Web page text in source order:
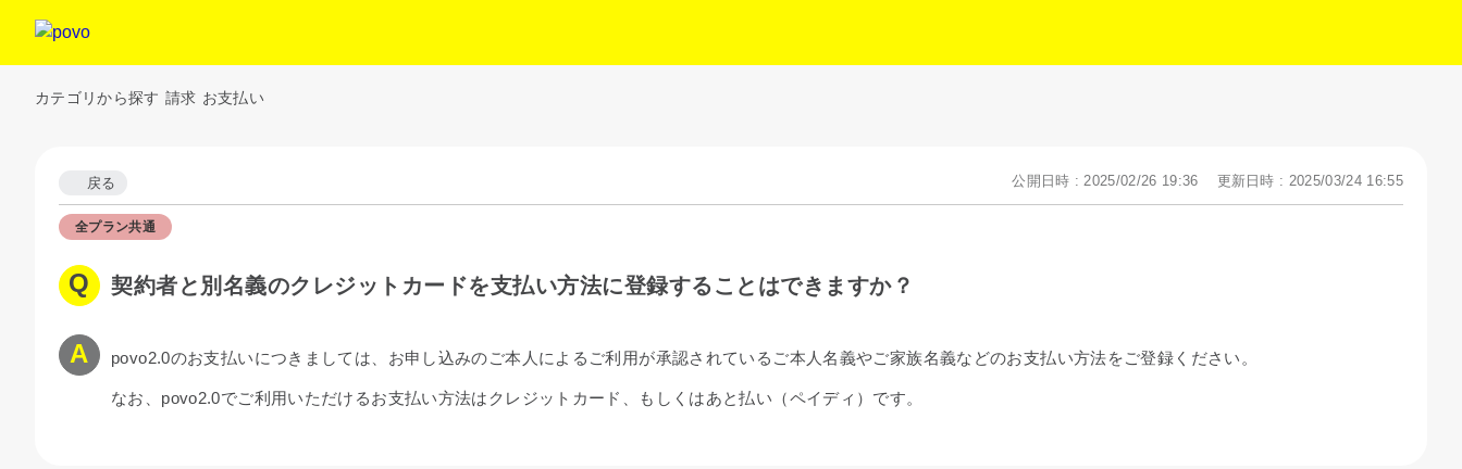
カテゴリから探す 請求 お支払い
戻る 公開日時 : 2025/02/26 19:36 更新日時 : 2025/03/24 16:55
全プラン共通
契約者と別名義のクレジットカードを支払い方法に登録することはできますか？
povo2.0のお支払いにつきましては、お申し込みのご本人によるご利用が承認されているご本人名義やご家族名義などのお支払い方法をご登録ください。
なお、povo2.0でご利用いただけるお支払い方法はクレジットカード、もしくはあと払い（ペイディ）です。